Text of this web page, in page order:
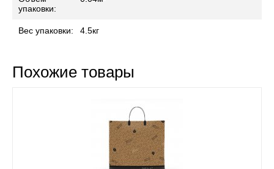
упаковки:
Вес упаковки: 4.5кг
Похожие товары